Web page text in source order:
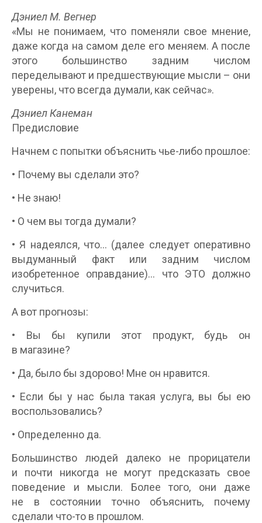
Дэниел М. Вегнер
«Мы не понимаем, что поменяли свое мнение,
даже когда на самом деле его меняем. А после
этого большинство задним числом
переделывают и предшествующие мысли – они
уверены, что всегда думали, как сейчас».
Дэниел Канеман
Предисловие
Начнем с попытки объяснить чье-либо прошлое:
• Почему вы сделали это?
• Не знаю!
• О чем вы тогда думали?
• Я надеялся, что… (далее следует оперативно
выдуманный факт или задним числом
изобретенное оправдание)… что ЭТО должно
случиться.
А вот прогнозы:
• Вы бы купили этот продукт, будь он
в магазине?
• Да, было бы здорово! Мне он нравится.
• Если бы у нас была такая услуга, вы бы ею
воспользовались?
• Определенно да.
Большинство людей далеко не прорицатели
и почти никогда не могут предсказать свое
поведение и мысли. Более того, они даже
не в состоянии точно объяснить, почему
сделали что-то в прошлом.